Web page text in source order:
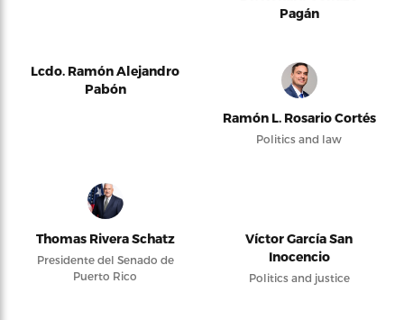
Pagán
Lcdo. Ramón Alejandro
Pabón
Ramón L. Rosario Cortés
Politics and law
Thomas Rivera Schatz
Presidente del Senado de
Puerto Rico
Víctor García San
Inocencio
Politics and justice